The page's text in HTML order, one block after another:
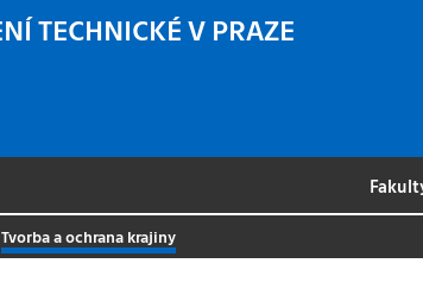
TECHNICKÉ V PRAZE
Tvorba a ochrana krajiny